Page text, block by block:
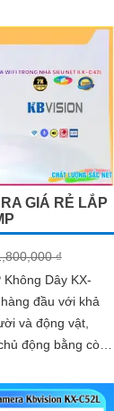
sắc nét, tích
thẻ nhớ 265GB
GIÁ RẺ LẮP
₫
Dây KX-
đầu với khả
và động vật,
động bằng còi
giải 4